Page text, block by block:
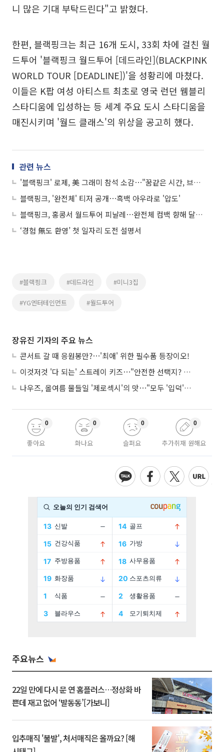
니 많은 기대 부탁드린다"고 밝혔다.
한편, 블랙핑크는 최근 16개 도시, 33회 차에 걸친 월
드투어 '블랙핑크 월드투어 [데드라인](BLACKPINK
WORLD TOUR [DEADLINE])'을 성황리에 마쳤다.
이들은 K팝 여성 아티스트 최초로 영국 런던 웸블리
스타디움에 입성하는 등 세계 주요 도시 스타디움을
매진시키며 '월드 클래스'의 위상을 공고히 했다.
관련 뉴스
'블랙핑크' 로제, 美 그래미 참석 소감⋯"꿈같은 시간, 브루노 마스에게도 감사"
블랙핑크, '완전체' 티저 공개⋯흑백 아우라로 '압도'
블랙핑크, 홍콩서 월드투어 피날레⋯완전체 컴백 향해 달린다
‘경험 無도 환영’ 첫 일자리 도전 설명서
#블랙핑크 #데드라인 #미니3집
#YG엔터테인먼트 #월드투어
장유진 기자의 주요 뉴스
콘서트 갈 때 응원봉만?⋯'최애' 위한 필수품 등장이오!
이것저것 '다 되는' 스트레이 키즈⋯"안전한 선택지? 도전이 재밌죠"
나우즈, 올여름 물들일 '제로섹시'의 맛⋯"모두 '입덕'시킬 것"
좋아요
0
화나요
0
슬퍼요
0
추가취재 원해요
0
주요뉴스
22일 만에 다시 문 연 홈플러스…정상화 바
쁜데 재고 없어 ‘발동동’[가보니]
입추매직 '불발', 처서매직은 올까요? [해